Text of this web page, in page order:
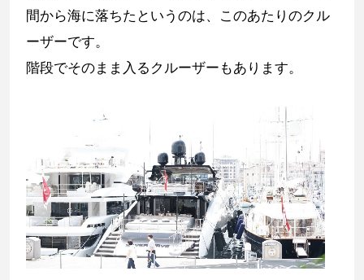
間から海に落ちたというのは、このあたりのクル
ーザーです。
階段でそのまま入るクルーザーもあります。